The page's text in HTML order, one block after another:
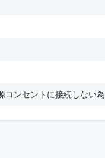
コンセントに接続しない為